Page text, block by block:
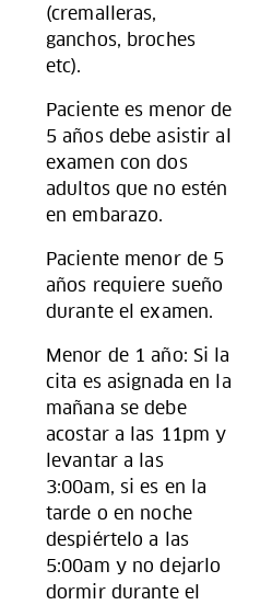
(cremalleras,
ganchos, broches
etc).
Paciente es menor de
5 años debe asistir al
examen con dos
adultos que no estén
en embarazo.
Paciente menor de 5
años requiere sueño
durante el examen.
Menor de 1 año: Si la
cita es asignada en la
mañana se debe
acostar a las 11pm y
levantar a las
3:00am, si es en la
tarde o en noche
despiértelo a las
5:00am y no dejarlo
dormir durante el